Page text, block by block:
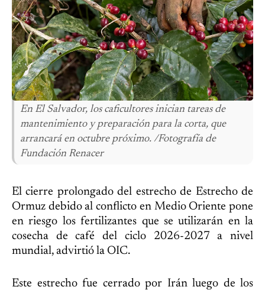
En El Salvador, los caficultores inician tareas de
mantenimiento y preparación para la corta, que
arrancará en octubre próximo. /Fotografía de
Fundación Renacer
El cierre prolongado del estrecho de Estrecho de
Ormuz debido al conflicto en Medio Oriente pone
en riesgo los fertilizantes que se utilizarán en la
cosecha de café del ciclo 2026-2027 a nivel
mundial, advirtió la OIC.
Este estrecho fue cerrado por Irán luego de los